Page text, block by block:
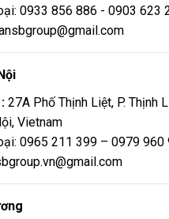
0933 856 886 - 0903 623
27A Phố Thịnh Liệt, P. Thịnh
Vietnam
0965 211 399 – 0979 960